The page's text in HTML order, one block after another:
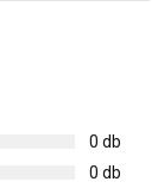
0 db
0 db